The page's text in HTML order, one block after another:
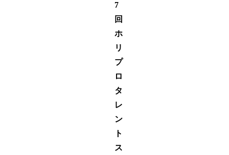
7
回
ホ
リ
プ
ロ
タ
レ
ン
ト
ス